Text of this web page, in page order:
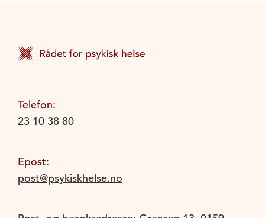
Telefon:
23 10 38 80
Epost:
post@psykiskhelse.no